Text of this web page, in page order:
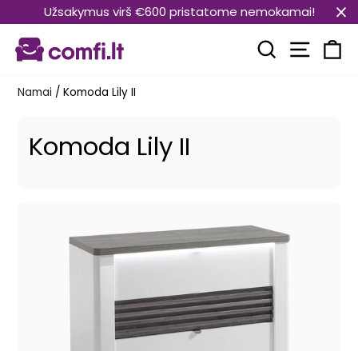
prie
turinio
Užsakymus virš €600 pristatome nemokamai!
Paieška
Namai / Komoda Lily II
Komoda Lily II